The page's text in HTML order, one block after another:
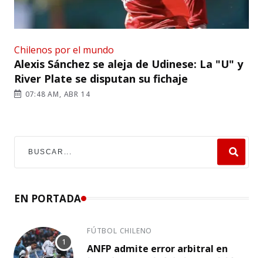
Chilenos por el mundo
Alexis Sánchez se aleja de Udinese: La "U" y
River Plate se disputan su fichaje
07:48 AM, ABR 14
EN PORTADA
FÚTBOL CHILENO
ANFP admite error arbitral en